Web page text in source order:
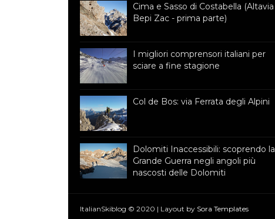
Cima e Sasso di Costabella (Altavia
Bepi Zac - prima parte)
I migliori comprensori italiani per
sciare a fine stagione
Col de Bos: via Ferrata degli Alpini
Dolomiti Inaccessibili: scoprendo la
Grande Guerra negli angoli più
nascosti delle Dolomiti
ItalianSkiblog © 2020 | Layout by Sora Templates